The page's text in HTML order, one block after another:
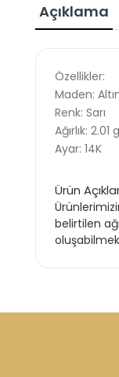
Açıklama
Özellikler:
Maden:
Renk: Sarı
Ağırlık: 2.01
Ayar: 14K
Ürün
belirtilen